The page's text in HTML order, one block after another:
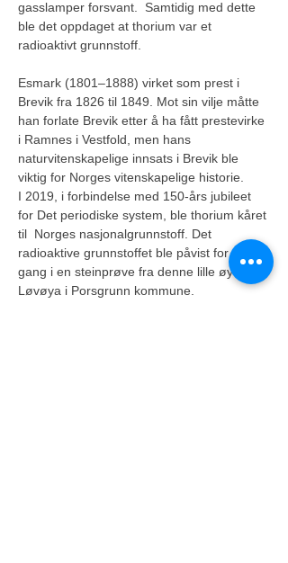
gasslamper forsvant.  Samtidig med dette
ble det oppdaget at thorium var et
radioaktivt grunnstoff.
Esmark (1801–1888) virket som prest i
Brevik fra 1826 til 1849. Mot sin vilje måtte
han forlate Brevik etter å ha fått prestevirke
i Ramnes i Vestfold, men hans
naturvitenskapelige innsats i Brevik ble
viktig for Norges vitenskapelige historie.
I 2019, i forbindelse med 150-års jubileet
for Det periodiske system, ble thorium kåret
til  Norges nasjonalgrunnstoff. Det
radioaktive grunnstoffet ble påvist for første
gang i en steinprøve fra denne lille øya,
Løvøya i Porsgrunn kommune.